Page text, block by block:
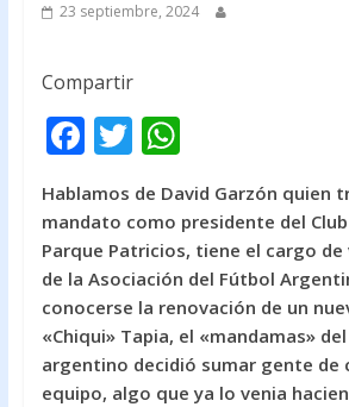
23 septiembre, 2024
Compartir
F
e
b
o
o
k
T
w
itt
er
W
h
at
s
A
p
p
Hablamos de David Garzón quien
mandato como presidente del
Parque Patricios, tiene el cargo
de la Asociación del Fútbol
conocerse la renovación de un
«Chiqui» Tapia, el «mandamas»
argentino decidió sumar gente de
equipo, algo que ya lo venia